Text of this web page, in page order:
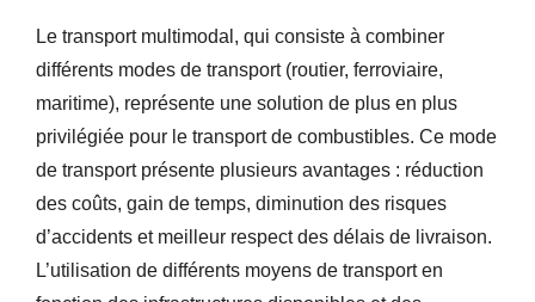
Le transport multimodal, qui consiste à combiner
différents modes de transport (routier, ferroviaire,
maritime), représente une solution de plus en plus
privilégiée pour le transport de combustibles. Ce mode
de transport présente plusieurs avantages : réduction
des coûts, gain de temps, diminution des risques
d’accidents et meilleur respect des délais de livraison.
L’utilisation de différents moyens de transport en